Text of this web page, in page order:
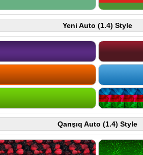
Yeni Auto (1.4) Style
Qarışıq Auto (1.4) Style